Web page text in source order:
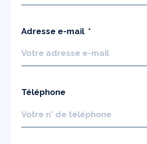
Adresse e-mail
Téléphone